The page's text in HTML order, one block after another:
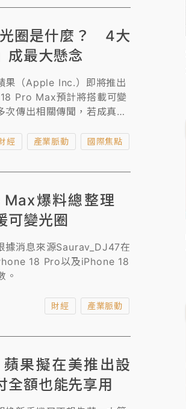
痕、5.5吋外螢幕與約7.8吋
圈是什麼？ 4大
成最大懸念
果（Apple Inc.）即將推出
Pro Max預計將搭載可變
傳出相關傳聞，若成真，
經 產業脈動 國際焦點
Max爆料總整理
可變光圈
據消息來源Saurav_DJ47在
18 Pro以及iPhone 18
。
財經 產業脈動
果擬在美推出設
額也能先享用